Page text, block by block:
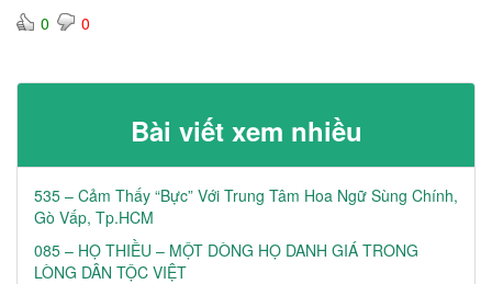
0 0
Bài viết xem nhiều
535 – Cảm Thấy “Bực” Với Trung Tâm Hoa Ngữ Sùng Chính,
Gò Vấp, Tp.HCM
085 – HỌ THIỀU – MỘT DÒNG HỌ DANH GIÁ TRONG
LÒNG DÂN TỘC VIỆT